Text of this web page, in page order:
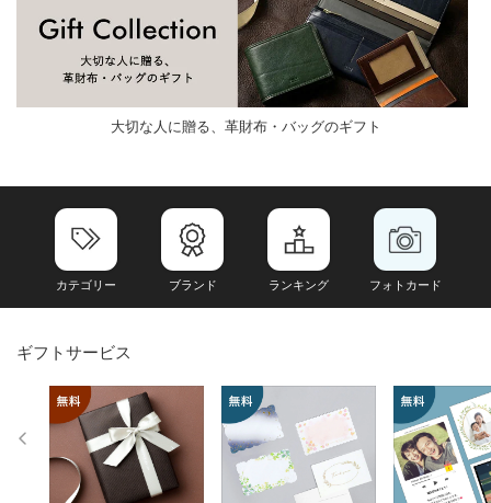
大切な人に贈る、革財布・バッグのギフト
カテゴリー ブランド ランキング フォトカード
ギフトサービス